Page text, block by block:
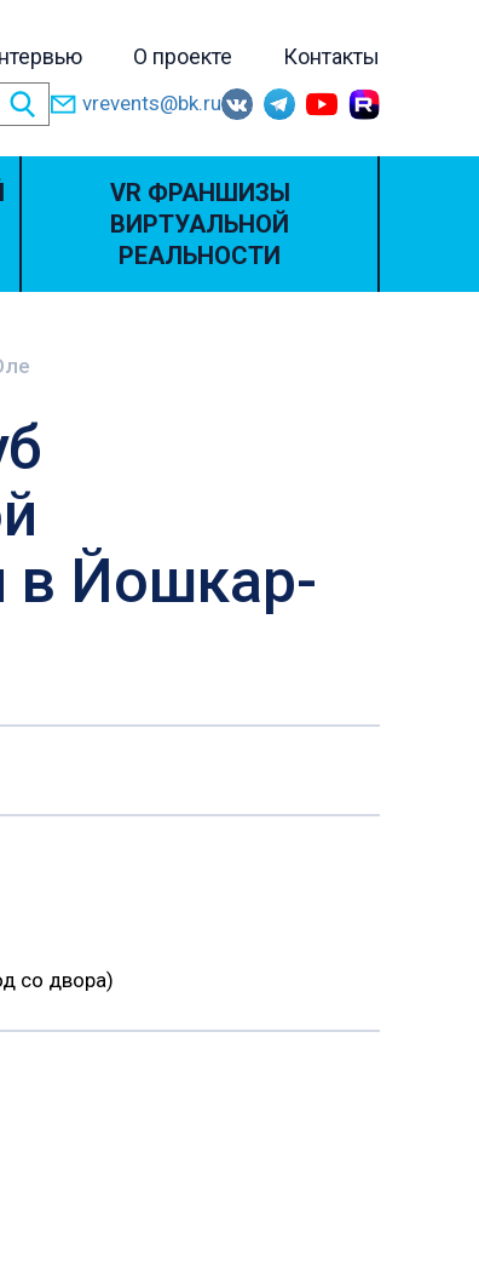
О проекте Контакты
vrevents@bk.ru
VR ФРАНШИЗЫ
ВИРТУАЛЬНОЙ
РЕАЛЬНОСТИ
в Йошкар-
со двора)